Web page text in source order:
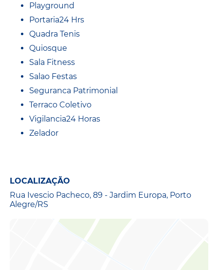
Playground
Portaria24 Hrs
Quadra Tenis
Quiosque
Sala Fitness
Salao Festas
Seguranca Patrimonial
Terraco Coletivo
Vigilancia24 Horas
Zelador
LOCALIZAÇÃO
Rua Ivescio Pacheco, 89 - Jardim Europa, Porto
Alegre/RS